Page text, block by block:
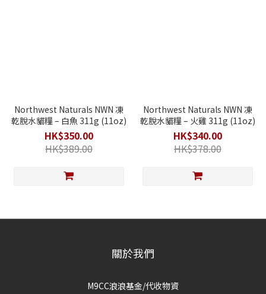
Northwest Naturals NWN 凍
乾脫水貓糧 – 白魚 311g (11oz)
HK$350.00
HK$389.00
Northwest Naturals NWN 凍
乾脫水貓糧 – 火雞 311g (11oz)
HK$340.00
HK$378.00
關於我們
M9CC浪浪基金/代收物資